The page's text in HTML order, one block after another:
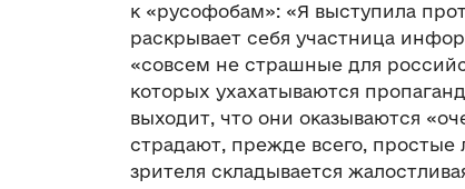
к «русофобам»: «Я выступила
раскрывает себя участница
«совсем не страшные для
которых ухахатываются
выходит, что они оказываются
страдают, прежде всего, простые
зрителя складывается